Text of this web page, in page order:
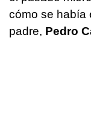
cómo se había
padre, Pedro